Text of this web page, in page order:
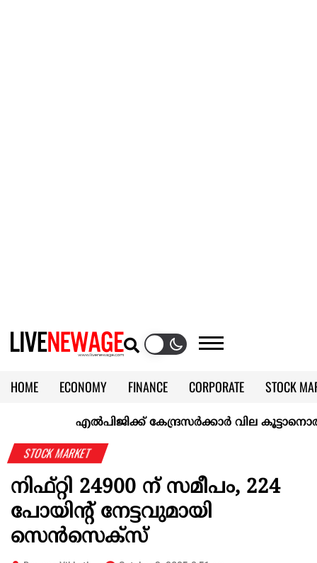
HOME ECONOMY FINANCE CORPORATE
STOCK
KERALA @70
എല്‍പിജിക്ക് കേന്ദ്രസർക്കാർ വില
STOCK MARKET
നിഫ്റ്റി 24900 ന് സമീപം, 224
പോയിന്റ് നേട്ടവുമായി
സെന്‍സെക്‌സ്